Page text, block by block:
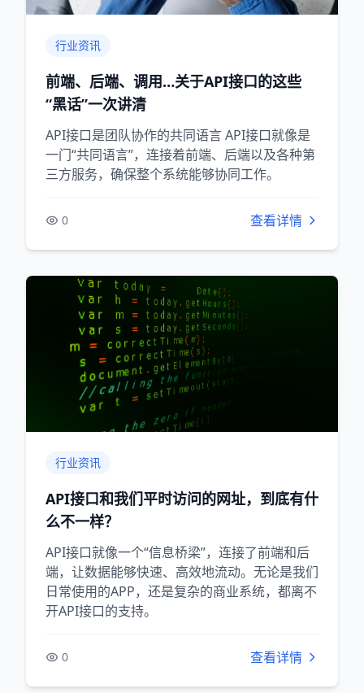
行业资讯
前端、后端、调用…关于API接口的这些
“黑话”一次讲清
API接口是团队协作的共同语言 API接口就像是
一门“共同语言”，连接着前端、后端以及各种第
三方服务，确保整个系统能够协同工作。
0 查看详情
行业资讯
API接口和我们平时访问的网址，到底有什
么不一样？
API接口就像一个“信息桥梁”，连接了前端和后
端，让数据能够快速、高效地流动。无论是我们
日常使用的APP，还是复杂的商业系统，都离不
开API接口的支持。
0 查看详情